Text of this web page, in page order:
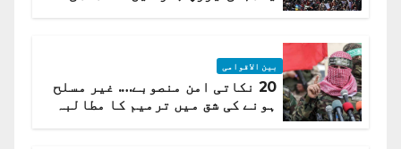
بین الاقوامی
20 نکاتی امن منصوبے…. غیر مسلح
ہونے کی شق میں ترمیم کا مطالبہ